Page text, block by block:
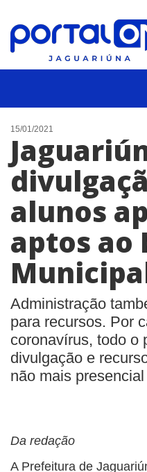
NOTÍCIAS
LISTA DIGITAL
CONTATO
ANUNCIE
15/01/2021
alunos
aptos ao
Administração
para recursos. Por
coronavírus, todo o
divulgação e
não mais presencial
Da redação
A Prefeitura de